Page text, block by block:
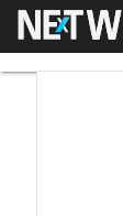
Menu